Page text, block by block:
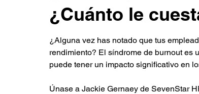
¿Cuánto le
¿Alguna vez has notado que tus
rendimiento? El síndrome de burnout es
puede tener un impacto significativo en
Únase a Jackie Gernaey de SevenStar